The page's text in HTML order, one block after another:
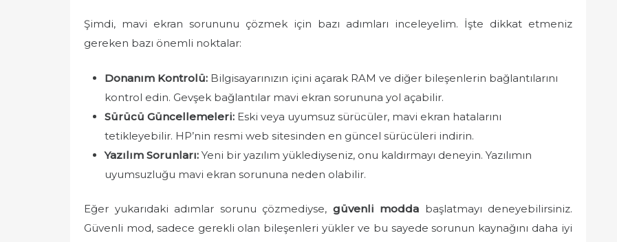
Şimdi, mavi ekran sorununu çözmek için bazı adımları inceleyelim. İşte dikkat etmeniz
gereken bazı önemli noktalar:
Donanım Kontrolü: Bilgisayarınızın içini açarak RAM ve diğer bileşenlerin bağlantılarını
kontrol edin. Gevşek bağlantılar mavi ekran sorununa yol açabilir.
Sürücü Güncellemeleri: Eski veya uyumsuz sürücüler, mavi ekran hatalarını
tetikleyebilir. HP’nin resmi web sitesinden en güncel sürücüleri indirin.
Yazılım Sorunları: Yeni bir yazılım yüklediyseniz, onu kaldırmayı deneyin. Yazılımın
uyumsuzluğu mavi ekran sorununa neden olabilir.
Eğer yukarıdaki adımlar sorunu çözmediyse, güvenli modda başlatmayı deneyebilirsiniz.
Güvenli mod, sadece gerekli olan bileşenleri yükler ve bu sayede sorunun kaynağını daha iyi